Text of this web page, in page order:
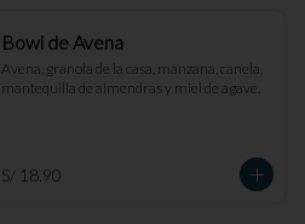
Bowl de Avena
Avena, granola de la casa, manzana, canela,
mantequilla de almendras y miel de agave.
S/ 18.90